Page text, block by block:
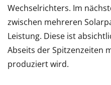
Wechselrichters. Im
zwischen mehreren
Leistung. Diese ist
Abseits der Spitzenzeiten
produziert wird.